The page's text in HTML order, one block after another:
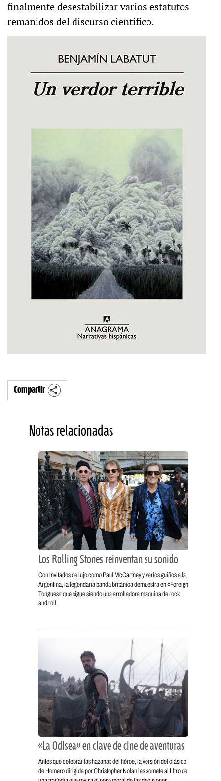
finalmente desestabilizar varios estatutos
remanidos del discurso científico.
Compartir
Notas relacionadas
Los Rolling Stones reinventan su sonido
Con invitados de lujo como Paul McCartney y varios guiños a la
Argentina, la legendaria banda británica demuestra en «Foreign
Tongues» que sigue siendo una arrolladora máquina de rock
and roll.
«La Odisea» en clave de cine de aventuras
Antes que celebrar las hazañas del héroe, la versión del clásico
de Homero dirigida por Christopher Nolan las somete al filtro de